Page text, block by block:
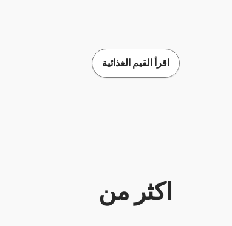
اقرأ القيم الغذائية
أكثر من